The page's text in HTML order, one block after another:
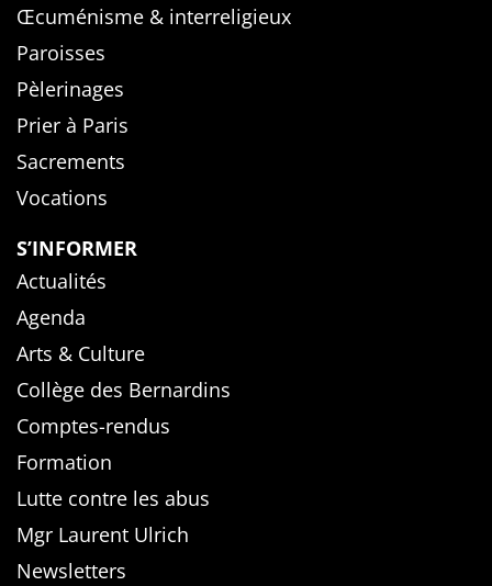
Œcuménisme & interreligieux
Paroisses
Pèlerinages
Prier à Paris
Sacrements
Vocations
S’INFORMER
Actualités
Agenda
Arts & Culture
Collège des Bernardins
Comptes-rendus
Formation
Lutte contre les abus
Mgr Laurent Ulrich
Newsletters